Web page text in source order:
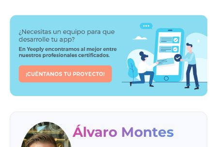
Álvaro Montes